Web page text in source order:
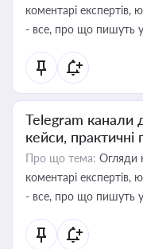
коментарі експертів,
- все, про що пишуть у
Telegram канали
кейси, практичні
Про що тема: Огляди
коментарі експертів,
- все, про що пишуть у